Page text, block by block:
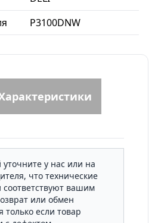
P3100DNW
у нас или на
что технические
соответствуют вашим
или обмен
только если товар